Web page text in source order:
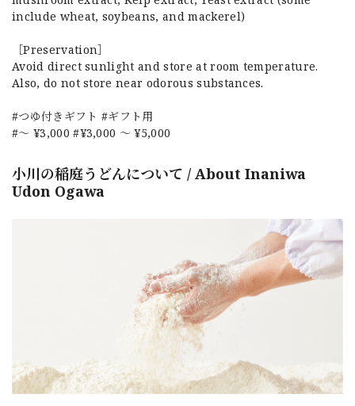
include wheat, soybeans, and mackerel)
［Preservation］
Avoid direct sunlight and store at room temperature.
Also, do not store near odorous substances.
#つゆ付きギフト #ギフト用
#～ ¥3,000 #¥3,000 ～ ¥5,000
小川の稲庭うどんについて / About Inaniwa
Udon Ogawa